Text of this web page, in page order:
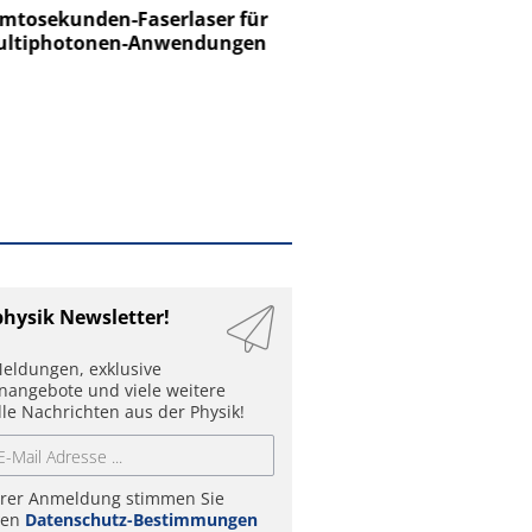
Faserlaser für
Anwendungen
Newsletter!
exklusive
und viele weitere
Nachrichten aus der Physik!
Anmeldung stimmen Sie
Datenschutz-Bestimmungen